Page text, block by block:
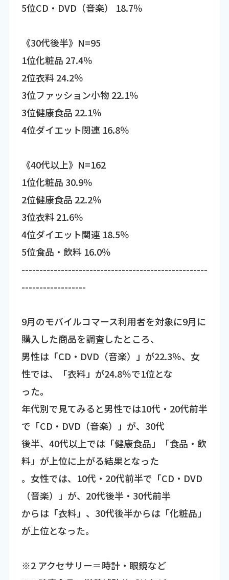
5位CD・DVD（音楽） 18.7％
《30代後半》N=95
1位化粧品 27.4％
2位衣料 24.2％
3位ファッション小物 22.1％
3位健康食品 22.1％
4位ダイエット関連 16.8％
《40代以上》N=162
1位化粧品 30.9％
2位健康食品 22.2％
3位衣料 21.6％
4位ダイエット関連 18.5％
5位食品・飲料 16.0％
----------------------------------------------------
------------------
9月のモバイルコマース利用者を対象に9月に
購入した商品を調査したところ、
男性は「CD・DVD（音楽）」が22.3％、女
性では、「衣料」が24.8％で1位とな
った。
年代別で見てみると男性では10代・20代前半
で「CD・DVD（音楽）」が、30代
後半、40代以上では「健康食品」「食品・飲
料」が上位に上がる結果となった
。女性では、10代・20代前半で「CD・DVD
（音楽）」が、20代後半・30代前半
からは「衣料」、30代後半からは「化粧品」
が上位となった。
※2 アクセサリー＝時計・眼鏡など